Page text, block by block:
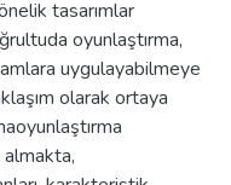
tasarımlar
oyunlaştırma,
uygulayabilmeye
olarak ortaya
almakta,